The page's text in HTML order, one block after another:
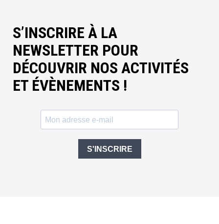
S’INSCRIRE À LA
NEWSLETTER POUR
DÉCOUVRIR NOS ACTIVITÉS
ET ÉVÈNEMENTS !
S'INSCRIRE